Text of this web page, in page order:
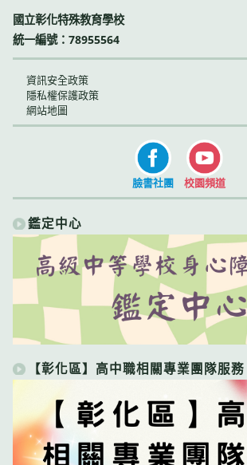
國立彰化特殊教育學校
統一編號：78955564
資訊安全政策
隱私權保護政策
網站地圖
臉書社團 校園頻道
鑑定中心
【彰化區】高中職相關專業團隊服務